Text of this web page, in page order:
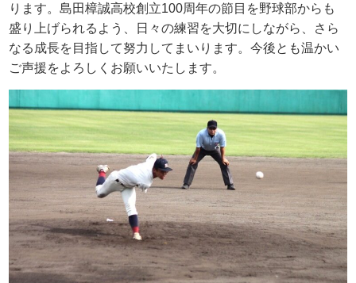
ります。島田樟誠高校創立100周年の節目を野球部からも
盛り上げられるよう、日々の練習を大切にしながら、さら
なる成長を目指して努力してまいります。今後とも温かい
ご声援をよろしくお願いいたします。